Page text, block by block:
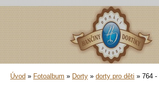
Úvod » Fotoalbum » Dorty » dorty pro děti » 764 -